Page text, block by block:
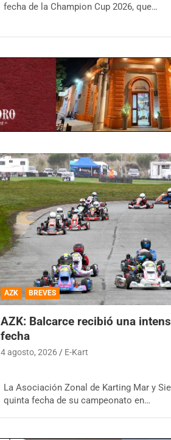
fecha de la Champion Cup 2026, que…
AZK BREVES
AZK: Balcarce recibió una
fecha
4 agosto, 2026 E-Kart
La Asociación Zonal de Karting Mar y
quinta fecha de su campeonato en…